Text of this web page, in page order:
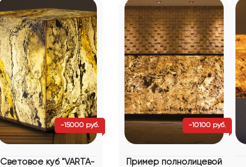
-15000 руб.
Световое куб "VARTA-
-10100 руб.
Пример полнолицевой